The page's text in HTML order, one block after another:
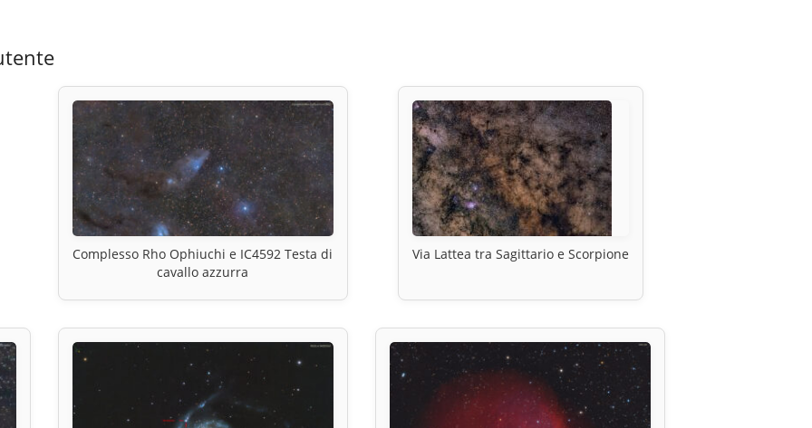
Complesso Rho Ophiuchi e IC4592 Testa di
cavallo azzurra
Via Lattea tra Sagittario e Scorpione